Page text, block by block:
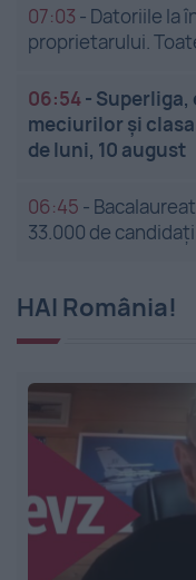
07:03 - Datoriile la
proprietarului.
06:54- Superliga,
meciurilor și
de luni, 10 august
06:45 -
33.000 de candidați
HAI România!